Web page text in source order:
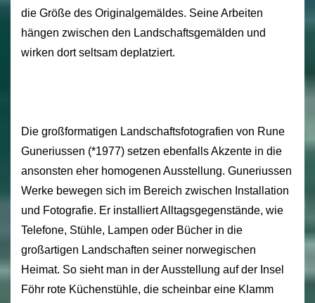
die Größe des Originalgemäldes. Seine Arbeiten
hängen zwischen den Landschaftsgemälden und
wirken dort seltsam deplatziert.
Die großformatigen Landschaftsfotografien von Rune
Guneriussen (*1977) setzen ebenfalls Akzente in die
ansonsten eher homogenen Ausstellung. Guneriussen
Werke bewegen sich im Bereich zwischen Installation
und Fotografie. Er installiert Alltagsgegenstände, wie
Telefone, Stühle, Lampen oder Bücher in die
großartigen Landschaften seiner norwegischen
Heimat. So sieht man in der Ausstellung auf der Insel
Föhr rote Küchenstühle, die scheinbar eine Klamm